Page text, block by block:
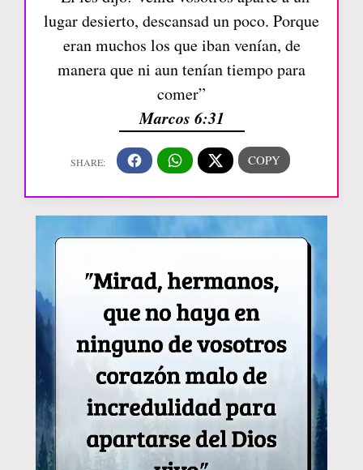
lugar desierto, descansad un poco. Porque
eran muchos los que iban venían, de
manera que ni aun tenían tiempo para
comer”
Marcos 6:31